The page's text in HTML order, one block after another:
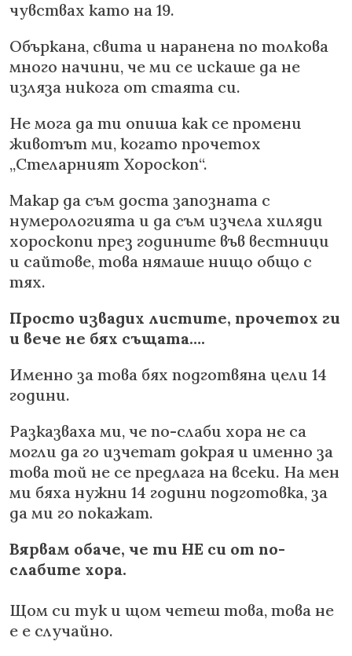
чувствах като на 19.
Объркана, свита и наранена по толкова
много начини, че ми се искаше да не
изляза никога от стаята си.
Не мога да ти опиша как се промени
животът ми, когато прочетох
„Стеларният Хороскоп“.
Макар да съм доста запозната с
нумерологията и да съм изчела хиляди
хороскопи през годините във вестници
и сайтове, това нямаше нищо общо с
тях.
Просто извадих листите, прочетох ги
и вече не бях същата….
Именно за това бях подготвяна цели 14
години.
Разказваха ми, че по-слаби хора не са
могли да го изчетат докрая и именно за
това той не се предлага на всеки. На мен
ми бяха нужни 14 години подготовка, за
да ми го покажат.
Вярвам обаче, че ти НЕ си от по-
слабите хора.
Щом си тук и щом четеш това, това не
е е случайно.